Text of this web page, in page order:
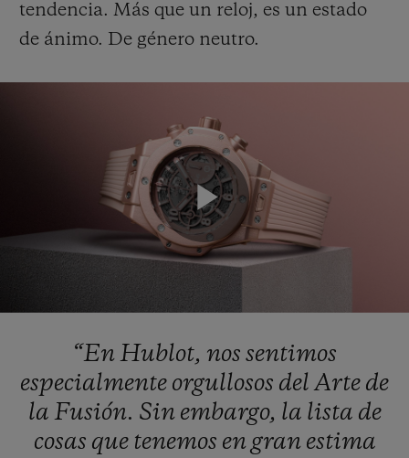
tendencia. Más que un reloj, es un estado
de ánimo. De género neutro.
Play
Video
“EnHublot, nos sentimos
especialmente orgullosos delArte de
la Fusión. Sin embargo, la lista de
cosas que tenemos en gran estima